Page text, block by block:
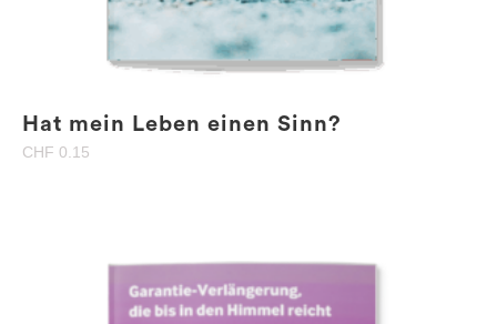
Hat mein Leben einen Sinn?
CHF 0.15